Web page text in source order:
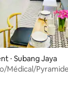
la base de 8
⋅ Subang Jaya
Médical/